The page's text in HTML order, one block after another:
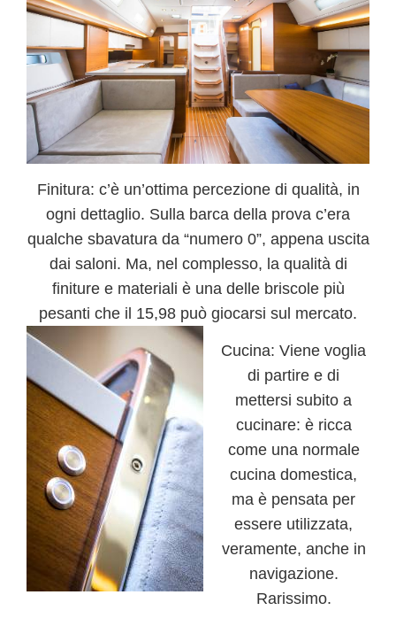
Finitura: c’è un’ottima percezione di qualità, in
ogni dettaglio. Sulla barca della prova c’era
qualche sbavatura da “numero 0”, appena uscita
dai saloni. Ma, nel complesso, la qualità di
finiture e materiali è una delle briscole più
pesanti che il 15,98 può giocarsi sul mercato.
Cucina: Viene voglia
di partire e di
mettersi subito a
cucinare: è ricca
come una normale
cucina domestica,
ma è pensata per
essere utilizzata,
veramente, anche in
navigazione.
Rarissimo.